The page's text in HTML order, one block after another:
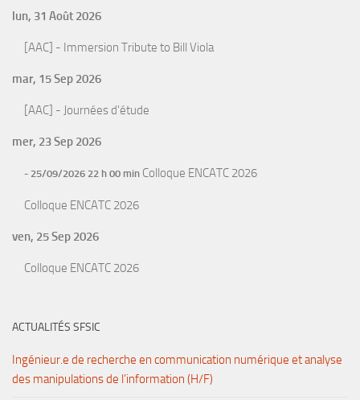
lun, 31 Août 2026
[AAC] - Immersion Tribute to Bill Viola
mar, 15 Sep 2026
[AAC] - Journées d'étude
mer, 23 Sep 2026
- 25/09/2026 22 h 00 min Colloque ENCATC 2026
Colloque ENCATC 2026
ven, 25 Sep 2026
Colloque ENCATC 2026
ACTUALITÉS SFSIC
Ingénieur.e de recherche en communication numérique et analyse
des manipulations de l’information (H/F)